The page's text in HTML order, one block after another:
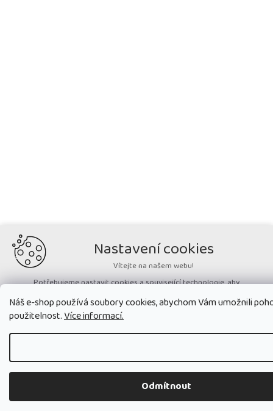
Náš e-shop používá soubory cookies, abychom Vám umožnili
použitelnost.Více informací.
Odmítnout
Nastavení cookies
Vítejte na našem webu!
Potřebujeme nastavit cookies a související technologie, aby
přesně to, co potřebujete. Soubory cookies používané na našem webu
nikdy neslouží ke zjišťování totožnosti uživatelů stránek
Nastavit